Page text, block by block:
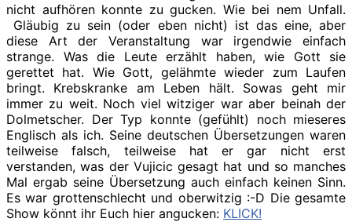
nicht aufhören konnte zu gucken. Wie bei nem Unfall.
Gläubig zu sein (oder eben nicht) ist das eine, aber
diese Art der Veranstaltung war irgendwie einfach
strange. Was die Leute erzählt haben, wie Gott sie
gerettet hat. Wie Gott, gelähmte wieder zum Laufen
bringt. Krebskranke am Leben hält. Sowas geht mir
immer zu weit. Noch viel witziger war aber beinah der
Dolmetscher. Der Typ konnte (gefühlt) noch mieseres
Englisch als ich. Seine deutschen Übersetzungen waren
teilweise falsch, teilweise hat er gar nicht erst
verstanden, was der Vujicic gesagt hat und so manches
Mal ergab seine Übersetzung auch einfach keinen Sinn.
Es war grottenschlecht und oberwitzig :-D Die gesamte
Show könnt ihr Euch hier angucken: KLICK!